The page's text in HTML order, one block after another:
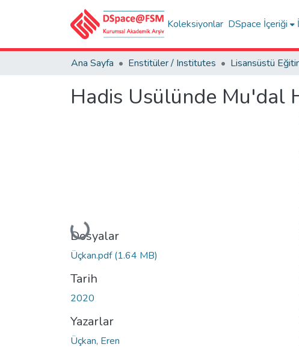
Koleksiyonlar DSpace İçeriği
Ana Sayfa Enstitüler / Institutes
Hadis Usülünde Mu'dal
Yükleniyor...
Dosyalar
Üçkan.pdf(1.64 MB)
Tarih
2020
Yazarlar
Üçkan, Eren